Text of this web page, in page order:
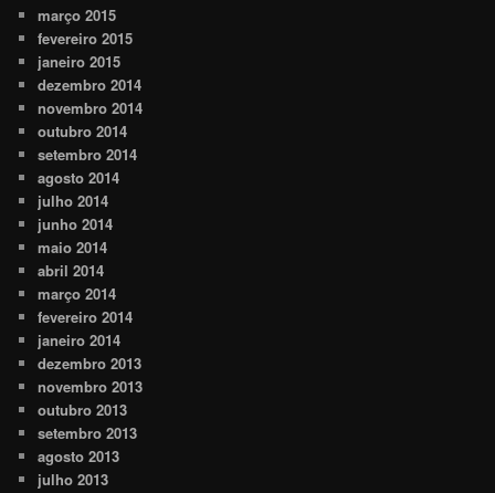
março 2015
fevereiro 2015
janeiro 2015
dezembro 2014
novembro 2014
outubro 2014
setembro 2014
agosto 2014
julho 2014
junho 2014
maio 2014
abril 2014
março 2014
fevereiro 2014
janeiro 2014
dezembro 2013
novembro 2013
outubro 2013
setembro 2013
agosto 2013
julho 2013